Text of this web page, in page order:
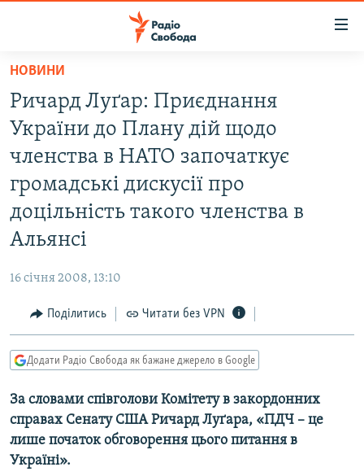
Перейти
основного
матеріалу
Перейти
основної
навігації
Перейти
до
ВСЕ ЗА ДОБУ
СТАТТІ
ЕКОНОМІКА
СУСПІЛЬСТВО
УКРАЇНА
СВІТ
РОСІЙСЬКА «ФІЛЬТРАЦІЯ»
ДОНБАС.РЕАЛІЇ
СХЕМИ
КИТАЙ.ВИКЛИКИ
ФОТО
СПЕЦПРОЄКТИ
ПОДКАСТИ
НОВИНИ
Ричард Луґар: Приєднання
України до Плану дій щодо
членства в НАТО започаткує
громадські дискусії про
доцільність такого членства в
Альянсі
16 січня 2008, 13:10
Поділитись Читати без VPN
Додати Радіо Свобода як бажане джерело в Google
За словами співголови Комітету в закордонних
справах Сенату США Ричард Луґара, «ПДЧ – це
лише початок обговорення цього питання в
Україні».